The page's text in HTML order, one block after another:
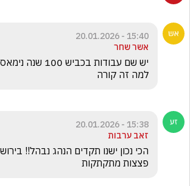
15:40 - 20.01.2026
אשר שחר
למה זה קורה
15:38 - 20.01.2026
זאב ערבות
פצצות מתקתקות